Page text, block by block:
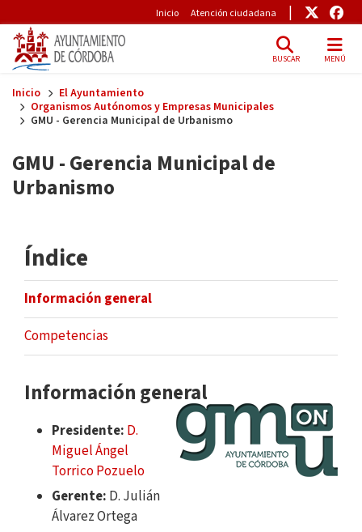
Pre-Header
Inicio Atención ciudadana Enlace
BUSCAR MENÚ
Inicio
El Ayuntamiento
Organismos Autónomos y Empresas Municipales
GMU - Gerencia Municipal de Urbanismo
GMU - Gerencia Municipal de
Urbanismo
Índice
Información general
Competencias
Información general
Presidente: D.
Miguel Ángel
Torrico Pozuelo
Gerente: D. Julián
Álvarez Ortega